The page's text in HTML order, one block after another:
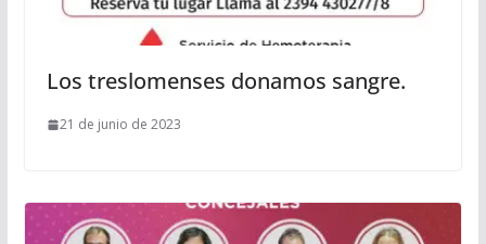
Los treslomenses donamos sangre.
21 de junio de 2023